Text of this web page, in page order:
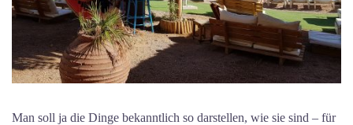
Man soll ja die Dinge bekanntlich so darstellen, wie sie sind – für